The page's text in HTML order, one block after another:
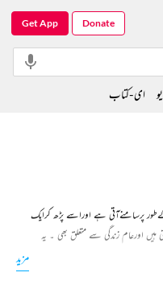
پرسامنےآتی ہے اوراسے پڑھ کرایک
ہیں اورعام زندگی سے متعلق بھی ۔ یہ
دریافت کرلینے کی قوت پیدا کرتی ہے۔مزید
Get App Donate
ای-کتاب